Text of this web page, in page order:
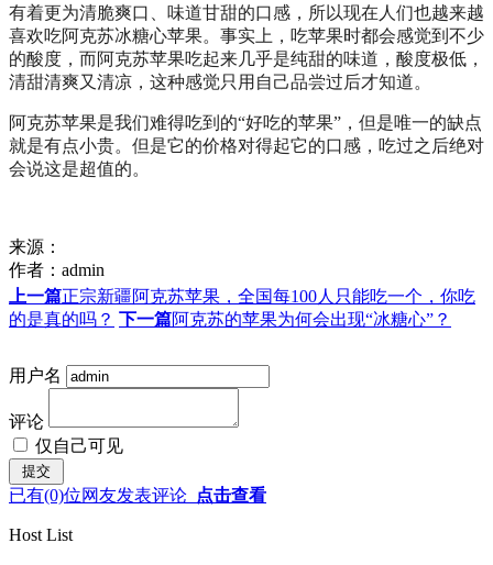
有着更为清脆爽口、味道甘甜的口感，所以现在人们也越来越
喜欢吃阿克苏冰糖心苹果。事实上，吃苹果时都会感觉到不少
的酸度，而阿克苏苹果吃起来几乎是纯甜的味道，酸度极低，
清甜清爽又清凉，这种感觉只用自己品尝过后才知道。
阿克苏苹果是我们难得吃到的“好吃的苹果”，但是唯一的缺点
就是有点小贵。但是它的价格对得起它的口感，吃过之后绝对
会说这是超值的。
来源：
作者： admin
上一篇正宗新疆阿克苏苹果，全国每100人只能吃一个，你吃
的是真的吗？ 下一篇阿克苏的苹果为何会出现“冰糖心”？
用户名
评论
仅自己可见
已有(0)位网友发表评论 点击查看
Host List